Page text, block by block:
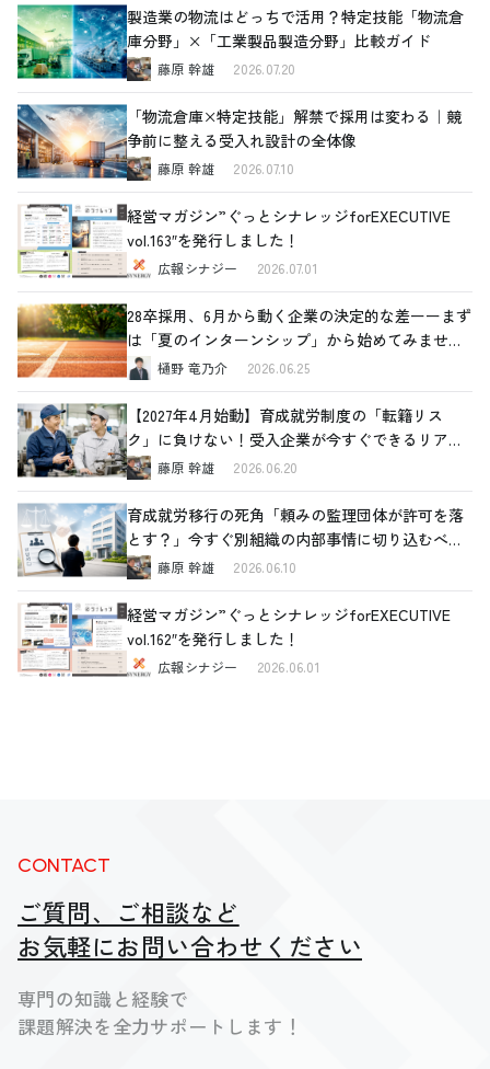
製造業の物流はどっちで活用？特定技能「物流倉
庫分野」×「工業製品製造分野」比較ガイド
藤原 幹雄 2026.07.20
「物流倉庫×特定技能」解禁で採用は変わる｜競
争前に整える受入れ設計の全体像
藤原 幹雄 2026.07.10
経営マガジン”ぐっとシナレッジforEXECUTIVE
vol.163″を発行しました！
広報シナジー 2026.07.01
28卒採用、6月から動く企業の決定的な差ーーまず
は「夏のインターンシップ」から始めてみません
か
樋野 竜乃介 2026.06.25
【2027年4月始動】育成就労制度の「転籍リス
ク」に負けない！受入企業が今すぐできるリアル
な対策藤原 幹雄 2026.06.20
育成就労移行の死角「頼みの監理団体が許可を落
とす？」今すぐ別組織の内部事情に切り込むべき
理由と、確認すべき4つの重要ポイント
藤原 幹雄 2026.06.10
経営マガジン”ぐっとシナレッジforEXECUTIVE
vol.162″を発行しました！
広報シナジー 2026.06.01
CONTACT
ご質問、ご相談など
お気軽にお問い合わせください
専門の知識と経験で
課題解決を全力サポートします！